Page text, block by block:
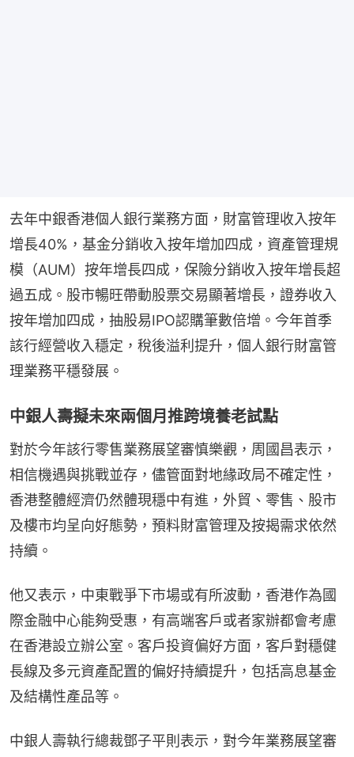
去年中銀香港個人銀行業務方面，財富管理收入按年
增長40%，基金分銷收入按年增加四成，資產管理規
模（AUM）按年增長四成，保險分銷收入按年增長超
過五成。股市暢旺帶動股票交易顯著增長，證券收入
按年增加四成，抽股易IPO認購筆數倍增。今年首季
該行經營收入穩定，稅後溢利提升，個人銀行財富管
理業務平穩發展。
中銀人壽擬未來兩個月推跨境養老試點
對於今年該行零售業務展望審慎樂觀，周國昌表示，
相信機遇與挑戰並存，儘管面對地緣政局不確定性，
香港整體經濟仍然體現穩中有進，外貿、零售、股市
及樓市均呈向好態勢，預料財富管理及按揭需求依然
持續。
他又表示，中東戰爭下市場或有所波動，香港作為國
際金融中心能夠受惠，有高端客戶或者家辦都會考慮
在香港設立辦公室。客戶投資偏好方面，客戶對穩健
長線及多元資產配置的偏好持續提升，包括高息基金
及結構性產品等。
中銀人壽執行總裁鄧子平則表示，對今年業務展望審